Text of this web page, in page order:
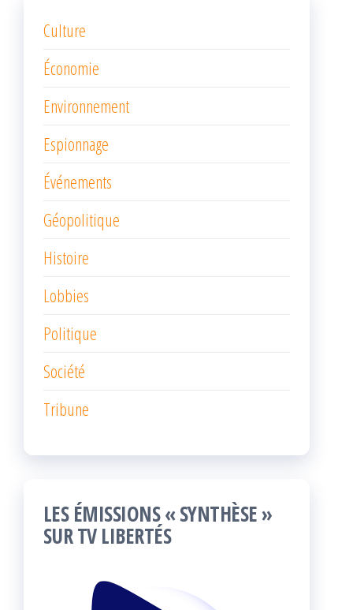
Culture
Économie
Environnement
Espionnage
Événements
Géopolitique
Histoire
Lobbies
Politique
Société
Tribune
LES ÉMISSIONS « SYNTHÈSE »
SUR TV LIBERTÉS